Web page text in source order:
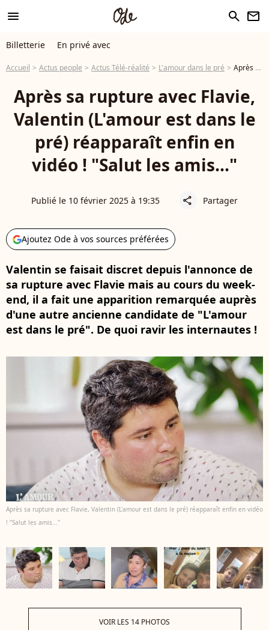
menu search newsletter
Billetterie En privé avec
Accueil Actus people Actus Télé-réalité L'amour dans le pré Après sa rupture avec Flavie, Valentin (L'amour est dans le pré) réapparaît enfin en vidéo ! "Salut les amis..."
Après sa rupture avec Flavie,
Valentin (L'amour est dans le
pré) réapparaît enfin en
vidéo ! "Salut les amis..."
Publié le 10 février 2025 à 19:35 share Partager
Ajoutez Ode à vos sources préférées
Valentin se faisait discret depuis l'annonce de
sa rupture avec Flavie mais au cours du week-
end, il a fait une apparition remarquée auprès
d'une autre ancienne candidate de "L'amour
est dans le pré". De quoi ravir les internautes !
Après sa rupture avec Flavie, Valentin (L'amour est dans le pré) réapparaît enfin en vidéo
! "Salut les amis..."
VOIR LES 14 PHOTOS